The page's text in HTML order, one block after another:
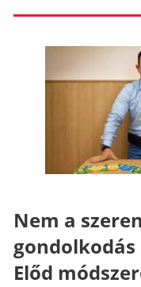
Nem a
Előd